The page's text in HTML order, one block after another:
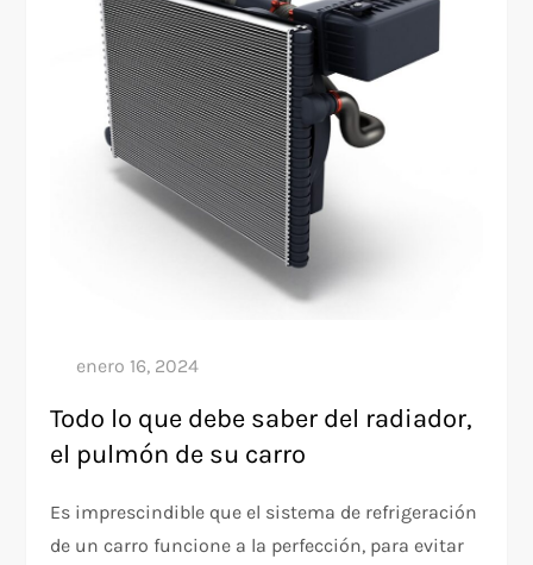
Todo lo que debe saber del radiador,
el pulmón de su carro
Es imprescindible que el sistema de refrigeración
de un carro funcione a la perfección, para evitar